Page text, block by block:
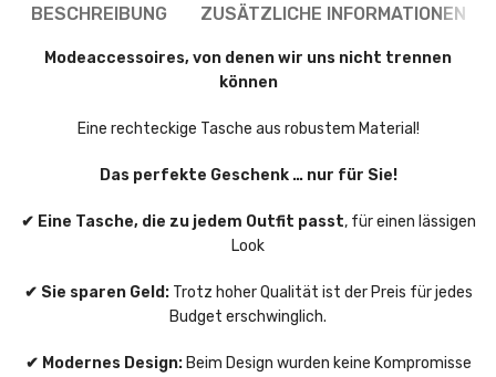
BESCHREIBUNG ZUSÄTZLICHE INFORMATIONEN
Modeaccessoires, von denen wir uns nicht trennen
können
Eine rechteckige Tasche aus robustem Material!
Das perfekte Geschenk … nur für Sie!
✔ Eine Tasche, die zu jedem Outfit passt, für einen lässigen
Look
✔ Sie sparen Geld:Trotz hoher Qualität ist der Preis für jedes
Budget erschwinglich.
✔ Modernes Design:Beim Design wurden keine Kompromisse